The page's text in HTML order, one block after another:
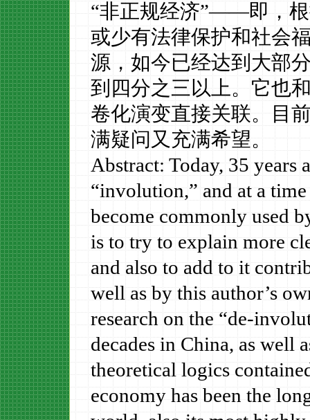
“非正规经济”——即，
或少有法律保护和社会
源，如今已经达到大部
到四分之三以上。它也
卷化演变直接关联。目
满疑问又充满希望。
Abstract: Today, 35 years
“involution,” and at a
become commonly used
is to try to explain more
and also to add to it
well as by this author’s
research on the “de-
decades in China, as well
theoretical logics
economy has been the